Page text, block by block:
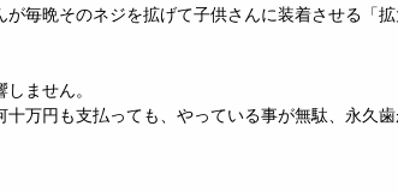
毎晩そのネジを拡げて子供さんに装着させる「拡
ません。
万円も支払っても、やっている事が無駄、永久